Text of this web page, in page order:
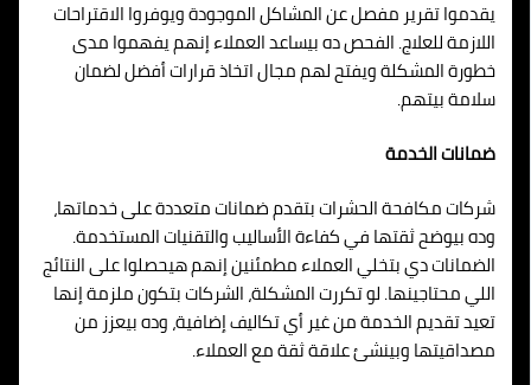
يقدموا تقرير مفصل عن المشاكل الموجودة ويوفروا الاقتراحات
اللازمة للعلاج. الفحص ده بيساعد العملاء إنهم يفهموا مدى
خطورة المشكلة ويفتح لهم مجال اتخاذ قرارات أفضل لضمان
سلامة بيتهم.
ضمانات الخدمة
شركات مكافحة الحشرات بتقدم ضمانات متعددة على خدماتها،
وده بيوضح ثقتها في كفاءة الأساليب والتقنيات المستخدمة.
الضمانات دي بتخلي العملاء مطمئنين إنهم هيحصلوا على النتائج
اللي محتاجينها. لو تكررت المشكلة، الشركات بتكون ملزمة إنها
تعيد تقديم الخدمة من غير أي تكاليف إضافية، وده بيعزز من
مصداقيتها وبينشئ علاقة ثقة مع العملاء.